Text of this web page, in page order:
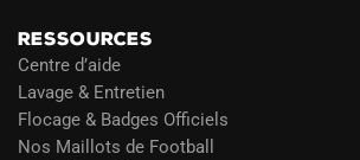
RESSOURCES
Centre d’aide
Lavage & Entretien
Flocage & Badges Officiels
Nos Maillots de Football